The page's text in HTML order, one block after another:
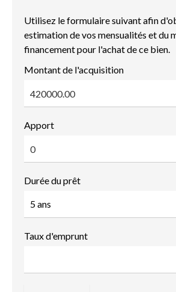
Utilisez le formulaire suivant afin
estimation de vos mensualités et du
financement pour l'achat de ce bien.
Montant de l'acquisition
Apport
Durée du prêt
Taux d'emprunt